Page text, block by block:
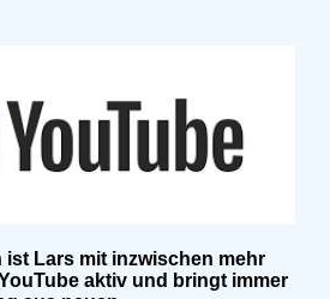
ist Lars mit inzwischen mehr
aktiv und bringt immer